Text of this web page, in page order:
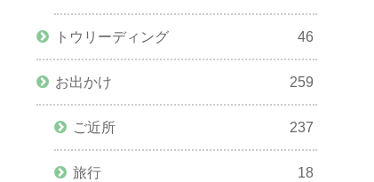
トウリーディング 46
お出かけ 259
ご近所 237
旅行 18